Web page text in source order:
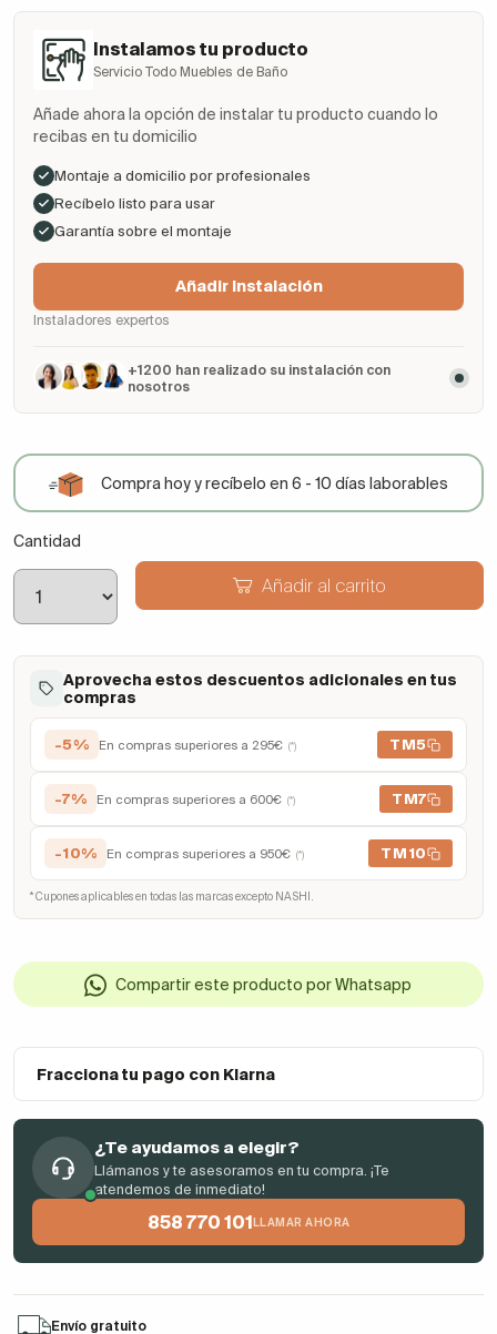
Instalamos tu producto
Servicio Todo Muebles de Baño
Añade ahora la opción de instalar tu producto cuando lo
recibas en tu domicilio
Montaje a domicilio por profesionales
Recíbelo listo para usar
Garantía sobre el montaje
Añadir Instalación
Instaladores expertos
+1200 han realizado su instalación con
nosotros
Compra hoy y recíbelo en 6 - 10 días laborables
Cantidad
Añadir al carrito
Aprovecha estos descuentos adicionales en tus
compras
-5% En compras superiores a 295€ (*) TM5
-7% En compras superiores a 600€ (*) TM7
-10% En compras superiores a 950€ (*) TM10
* Cupones aplicables en todas las marcas excepto NASHI.
Compartir este producto por Whatsapp
Fracciona tu pago con Klarna
¿Te ayudamos a elegir?
Llámanos y te asesoramos en tu compra. ¡Te
atendemos de inmediato!
858 770 101 LLAMAR AHORA
Envío gratuito